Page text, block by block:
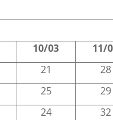
10/03 11/
21 28
25 29
24 32